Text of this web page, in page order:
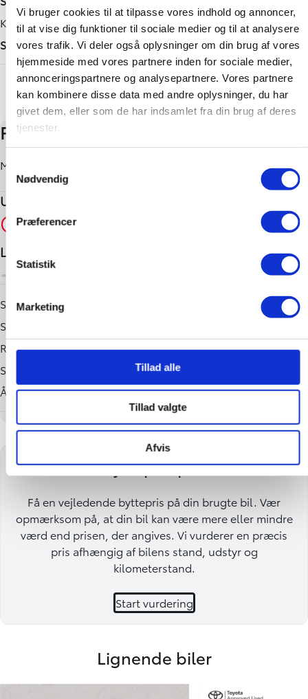
Vi bruger cookies til at tilpasse vores indhold og annoncer,
til at vise dig funktioner til sociale medier og til at analysere
vores trafik. Vi deler også oplysninger om din brug af vores
hjemmeside med vores partnere inden for sociale medier,
annonceringspartnere og analysepartnere. Vores partnere
kan kombinere disse data med andre oplysninger, du har
givet dem, eller som de har indsamlet fra din brug af deres
tjenester.
Samtykkevalg
Nødvendig
Præferencer
Statistik
Marketing
Tillad alle
Tillad valgte
Afvis
Karosseri
SUV
Tilkoblingsvægt med bremser
750 kg
Tilkoblingsvægt uden bremser
750 kg
+ Vis flere
Få en byttepris på din bil
Få en vejledende byttepris på din brugte bil. Vær
opmærksom på, at din bil kan være mere eller mindre
værd end prisen, der angives. Vi vurderer en præcis
pris afhængig af bilens stand, udstyr og
kilometerstand.
Start vurdering
Lignende biler